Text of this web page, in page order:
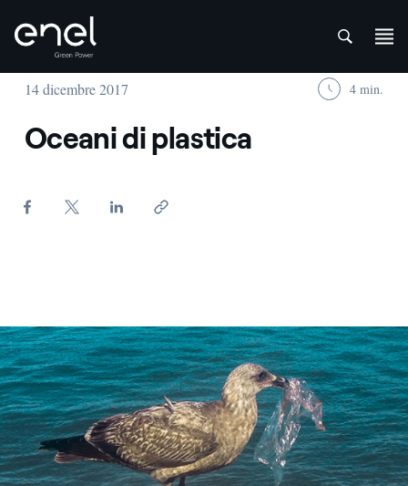
Salta al contenuto
14 dicembre 2017 4 min.
Oceani di plastica
Plastica in mare - Enel Green Power